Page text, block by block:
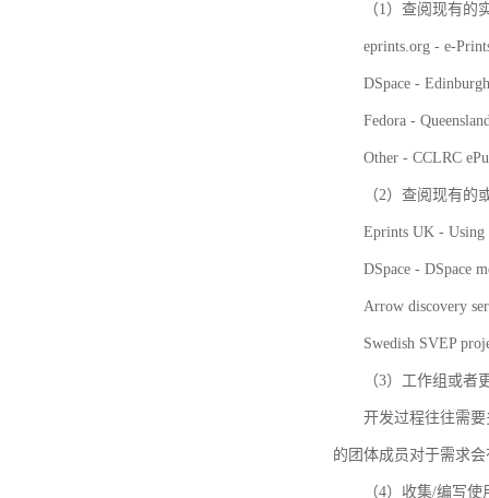
（1）查阅现有的
eprints.org - e-
DSpace -
Fedora -
Other - CCLRC
（2）查阅现有
Eprints UK - Using
DSpace - DSpace
Arrow discovery
Swedish SVEP
（3）工作组或者
开发过程往往需
的团体成员对于需求
（4）收集/编写